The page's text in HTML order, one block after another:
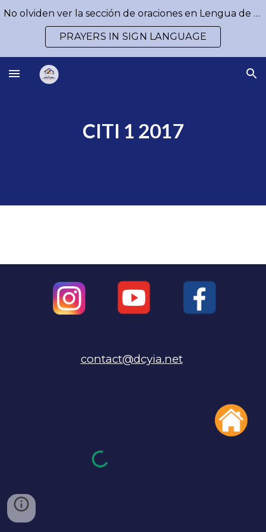
Skip to navigation
No olviden ver la sección de oraciones en Lengua de Señas / Don´t forget to watch our prayers in Sign Language
PRAYERS IN SIGN LANGUAGE
CITI 1 2017
contact@dcyia.net